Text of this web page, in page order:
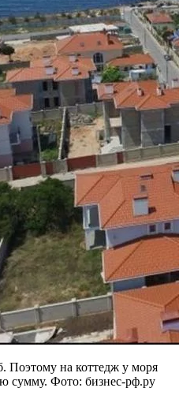
на коттедж у моря
сумму. Фото: бизнес-рф.ру